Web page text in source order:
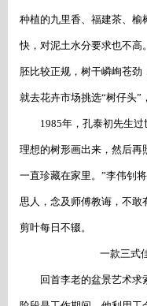
种植的九里香、福建茶、榆
快，对泥土水分要求也不高。
胚比较正规，树干嶙峋苍
就去花卉市场挑选“树仔头”
1985年，孔泰初先生
理想的树形画出来，然后再
一直珍藏在家里。”李伟钊
思人，念及师傅教诲，不
剪叶每日不辍。
一款三式
回首李老的盆景艺术求